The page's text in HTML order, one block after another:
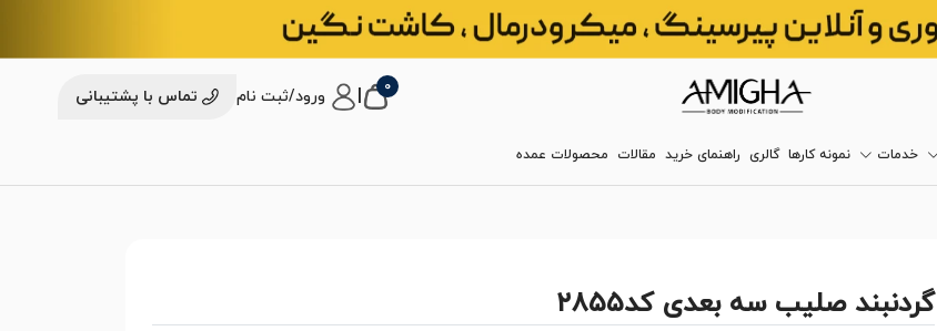
0 ورود/ثبت نام تماس با پشتیبانی
خدمات نمونه کارها گالری راهنمای خرید مقالات محصولات عمده
گردنبند صلیب سه بعدی کد۲۸۵۵